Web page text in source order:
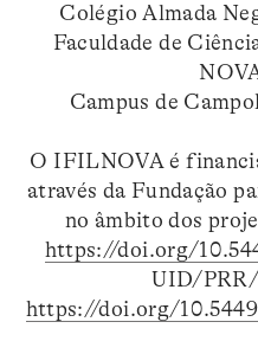
Colégio Almada
Faculdade de
Campus de
O IFILNOVA é
através da Fundação
no âmbito dos
https://doi.org/
UID/
https://doi.org/